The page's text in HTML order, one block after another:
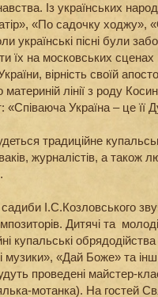
Із українських
«По садочку ходжу»,
українські пісні були
їх на московських сценах
вірність своїй
материній лінії з роду
Україна – це її
традиційне
журналістів, а також
І.С.Козловського
Дитячі та
купальські
музики», «Дай Боже» та
проведені майстер-
мотанка). На гостей